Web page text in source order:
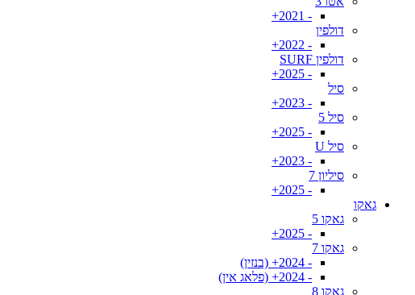
- 2021+
דולפין
- 2022+
דולפין SURF
- 2025+
סיל
- 2023+
סיל 5
- 2025+
סיל U
- 2023+
סיליון 7
- 2025+
גאקו
גאקו 5
- 2025+
גאקו 7
- 2024+ (בנזין)
- 2024+ (פלאג אין)
גאקו 8